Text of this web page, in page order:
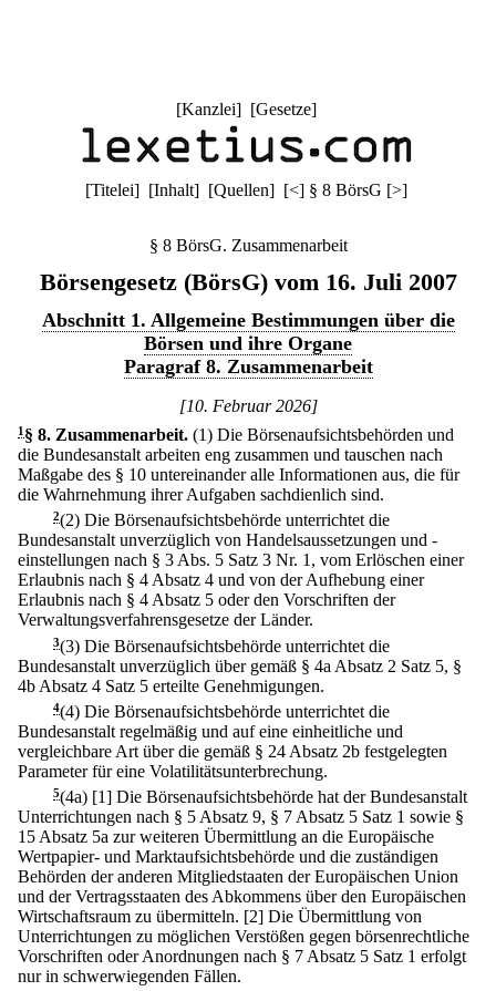
[Kanzlei] [Gesetze]
[Titelei] [Inhalt] [Quellen] [<] § 8 BörsG [>]
§ 8 BörsG. Zusammenarbeit
Börsengesetz (BörsG) vom 16. Juli 2007
Abschnitt 1. Allgemeine Bestimmungen über die
Börsen und ihre Organe
Paragraf 8. Zusammenarbeit
[10. Februar 2026]
1 § 8. Zusammenarbeit. (1) Die Börsenaufsichtsbehörden und
die Bundesanstalt arbeiten eng zusammen und tauschen nach
Maßgabe des § 10 untereinander alle Informationen aus, die für
die Wahrnehmung ihrer Aufgaben sachdienlich sind.
2(2) Die Börsenaufsichtsbehörde unterrichtet die
Bundesanstalt unverzüglich von Handelsaussetzungen und -
einstellungen nach § 3 Abs. 5 Satz 3 Nr. 1, vom Erlöschen einer
Erlaubnis nach § 4 Absatz 4 und von der Aufhebung einer
Erlaubnis nach § 4 Absatz 5 oder den Vorschriften der
Verwaltungsverfahrensgesetze der Länder.
3(3) Die Börsenaufsichtsbehörde unterrichtet die
Bundesanstalt unverzüglich über gemäß § 4a Absatz 2 Satz 5, §
4b Absatz 4 Satz 5 erteilte Genehmigungen.
4(4) Die Börsenaufsichtsbehörde unterrichtet die
Bundesanstalt regelmäßig und auf eine einheitliche und
vergleichbare Art über die gemäß § 24 Absatz 2b festgelegten
Parameter für eine Volatilitätsunterbrechung.
5(4a) [1] Die Börsenaufsichtsbehörde hat der Bundesanstalt
Unterrichtungen nach § 5 Absatz 9, § 7 Absatz 5 Satz 1 sowie §
15 Absatz 5a zur weiteren Übermittlung an die Europäische
Wertpapier- und Marktaufsichtsbehörde und die zuständigen
Behörden der anderen Mitgliedstaaten der Europäischen Union
und der Vertragsstaaten des Abkommens über den Europäischen
Wirtschaftsraum zu übermitteln. [2] Die Übermittlung von
Unterrichtungen zu möglichen Verstößen gegen börsenrechtliche
Vorschriften oder Anordnungen nach § 7 Absatz 5 Satz 1 erfolgt
nur in schwerwiegenden Fällen.